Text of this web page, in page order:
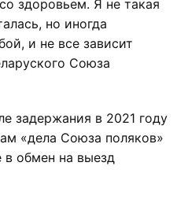
здоровьем. Я не такая
но иногда
и не все зависит
Союза
задержания в 2021 году
«дела Союза поляков»
в обмен на выезд